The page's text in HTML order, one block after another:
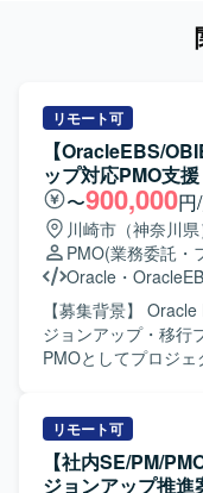
リモート可
【OracleEBS/
ップ対応PMO支援
〜900,000円
川崎市（神奈川県
PMO(業務委託・
Oracle ・
【募集背景】
ジョンアップ・移行
PMOとしてプロジ
ドプロジェクトに
進捗管理、課題管
た、BI基盤（OBIEE
リモート可
【社内SE/PM/
ジョンアップ推進